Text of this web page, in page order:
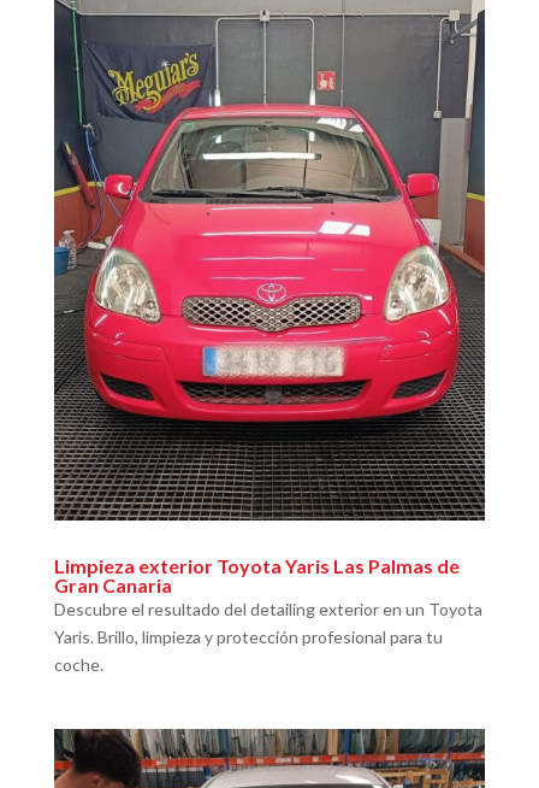
Limpieza exterior Toyota Yaris Las Palmas de
Gran Canaria
Descubre el resultado del detailing exterior en un Toyota
Yaris. Brillo, limpieza y protección profesional para tu
coche.